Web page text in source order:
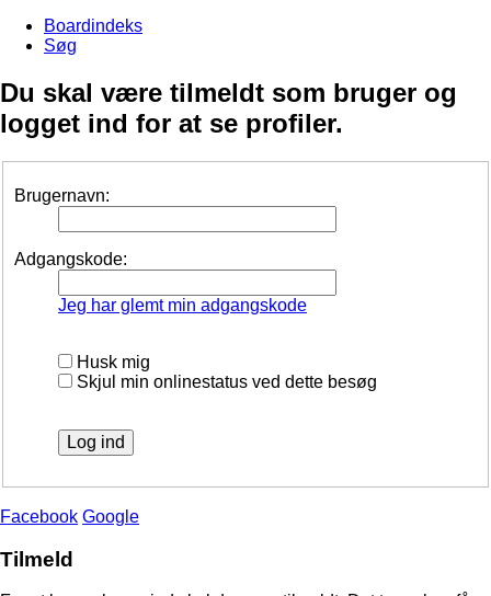
Boardindeks
Søg
Du skal være tilmeldt som bruger og
logget ind for at se profiler.
Brugernavn:
Adgangskode:
Jeg har glemt min adgangskode
Husk mig
Skjul min onlinestatus ved dette besøg
Facebook Google
Tilmeld